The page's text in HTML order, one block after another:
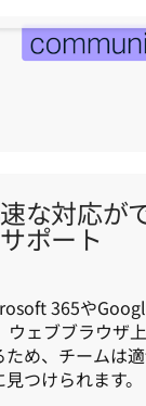
な対応が
ポート
365や
ウェブブラウザ
め、チームは
つけられます。